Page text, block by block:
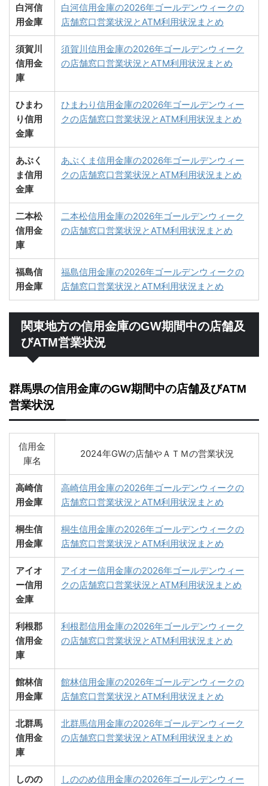
白河信
用金庫
白河信用金庫の2026年ゴールデンウィークの
店舗窓口営業状況とATM利用状況まとめ
須賀川
信用金
庫
須賀川信用金庫の2026年ゴールデンウィーク
の店舗窓口営業状況とATM利用状況まとめ
ひまわ
り信用
金庫
ひまわり信用金庫の2026年ゴールデンウィー
クの店舗窓口営業状況とATM利用状況まとめ
あぶく
ま信用
金庫
あぶくま信用金庫の2026年ゴールデンウィー
クの店舗窓口営業状況とATM利用状況まとめ
二本松
信用金
庫
二本松信用金庫の2026年ゴールデンウィーク
の店舗窓口営業状況とATM利用状況まとめ
福島信
用金庫
福島信用金庫の2026年ゴールデンウィークの
店舗窓口営業状況とATM利用状況まとめ
関東地方の信用金庫のGW期間中の店舗及
びATM営業状況
群馬県の信用金庫のGW期間中の店舗及びATM
営業状況
信用金
庫名
2024年GWの店舗やＡＴＭの営業状況
高崎信
用金庫
高崎信用金庫の2026年ゴールデンウィークの
店舗窓口営業状況とATM利用状況まとめ
桐生信
用金庫
桐生信用金庫の2026年ゴールデンウィークの
店舗窓口営業状況とATM利用状況まとめ
アイオ
ー信用
金庫
アイオー信用金庫の2026年ゴールデンウィー
クの店舗窓口営業状況とATM利用状況まとめ
利根郡
信用金
庫
利根郡信用金庫の2026年ゴールデンウィーク
の店舗窓口営業状況とATM利用状況まとめ
館林信
用金庫
館林信用金庫の2026年ゴールデンウィークの
店舗窓口営業状況とATM利用状況まとめ
北群馬
信用金
庫
北群馬信用金庫の2026年ゴールデンウィーク
の店舗窓口営業状況とATM利用状況まとめ
しのの
しののめ信用金庫の2026年ゴールデンウィー